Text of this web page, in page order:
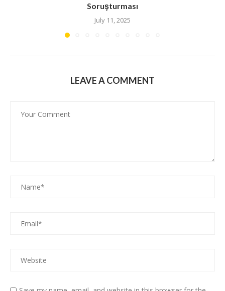
Soruşturması
July 11, 2025
LEAVE A COMMENT